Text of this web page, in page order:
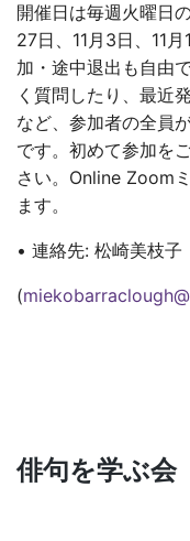
開催日は毎週火曜日
27日、11月3日、11
加・途中退出も自由
く質問したり、最近
など、参加者の全員
です。初めて参加を
さい。Online Zoom
ます。
• 連絡先: 松崎美枝子
(
俳句を学ぶ会